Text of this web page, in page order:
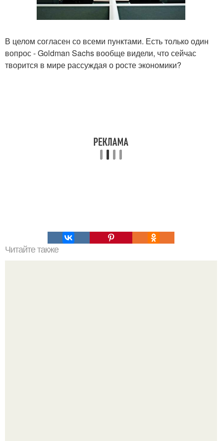
В целом согласен со всеми пунктами. Есть только один
вопрос - Goldman Sachs вообще видели, что сейчас
творится в мире рассуждая о росте экономики?
Читайте также